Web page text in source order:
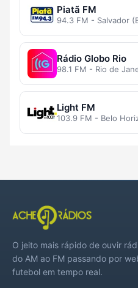
Piatã FM
94.3 FM - Salvador
Rádio Globo Rio
98.1 FM - Rio de
Light FM
103.9 FM - Belo
O jeito mais rápido de ouvir
do AM ao FM passando por
futebol em tempo real.